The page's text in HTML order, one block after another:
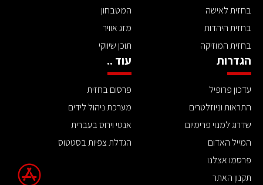
בחזית לאישה
בחזית היהדות
בחזית המוזיקה
המטבחון
מזג אוויר
תוכן שיווקי
הגדרות
עדכון פרופיל
התראות וניוזלטרים
שדרוג למנוי פרימיום
המייל האדום
פרסמו אצלנו
תקנון האתר
עוד ..
פרסום בחזית
מערכת ניהול לידים
אנטי וירוס בעברית
הגדלת צפיות בסטטוס